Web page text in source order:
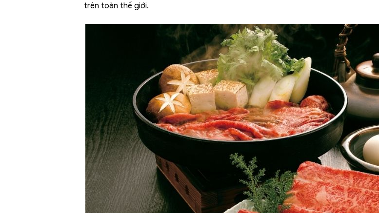
trên toàn thế giới.